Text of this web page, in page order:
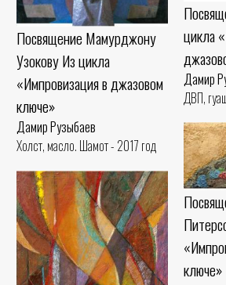
цикла
Дамир
ДВП,
Посвящение Мамурджону
Узокову Из цикла
«Импровизация в джазовом
ключе»
Дамир Рузыбаев
Холст, масло. Шамот - 2017 год
ключе»